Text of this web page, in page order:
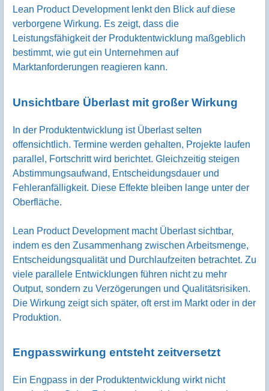
Lean Product Development lenkt den Blick auf diese
verborgene Wirkung. Es zeigt, dass die
Leistungsfähigkeit der Produktentwicklung maßgeblich
bestimmt, wie gut ein Unternehmen auf
Marktanforderungen reagieren kann.
Unsichtbare Überlast mit großer Wirkung
In der Produktentwicklung ist Überlast selten
offensichtlich. Termine werden gehalten, Projekte laufen
parallel, Fortschritt wird berichtet. Gleichzeitig steigen
Abstimmungsaufwand, Entscheidungsdauer und
Fehleranfälligkeit. Diese Effekte bleiben lange unter der
Oberfläche.
Lean Product Development macht Überlast sichtbar,
indem es den Zusammenhang zwischen Arbeitsmenge,
Entscheidungsqualität und Durchlaufzeiten betrachtet. Zu
viele parallele Entwicklungen führen nicht zu mehr
Output, sondern zu Verzögerungen und Qualitätsrisiken.
Die Wirkung zeigt sich später, oft erst im Markt oder in der
Produktion.
Engpasswirkung entsteht zeitversetzt
Ein Engpass in der Produktentwicklung wirkt nicht